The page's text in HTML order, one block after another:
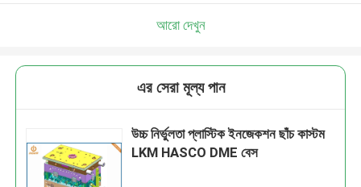
আরো দেখুন
এর সেরা মূল্য পান
উচ্চ নির্ভুলতা প্লাস্টিক ইনজেকশন ছাঁচ কাস্টম
LKM HASCO DME বেস